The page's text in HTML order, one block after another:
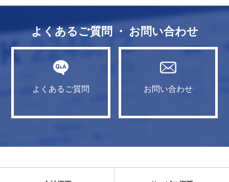
よくあるご質問 ・ お問い合わせ
よくあるご質問 お問い合わせ